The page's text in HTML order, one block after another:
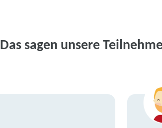
Das sagen unsere